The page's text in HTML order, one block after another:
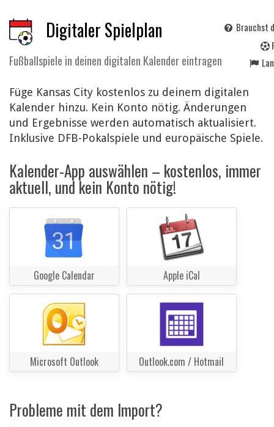
Digitaler Spielplan
Fußballspiele in deinen digitalen Kalender eintragen
Brauchst
Füge Kansas City kostenlos zu deinem digitalen
Kalender hinzu. Kein Konto nötig. Änderungen
und Ergebnisse werden automatisch aktualisiert.
Inklusive DFB-Pokalspiele und europäische Spiele.
Kalender-App auswählen – kostenlos, immer
aktuell, und kein Konto nötig!
Google Calendar Apple iCal
Microsoft Outlook Outlook.com / Hotmail
Probleme mit dem Import?